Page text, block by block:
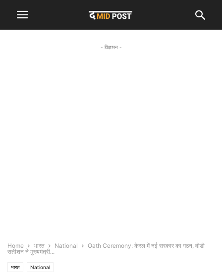
- विज्ञापन -
Home भारत National
Oath Ceremony: केरल में नई सरकार का गठन, वीडी
सतीशन ने मुख्यमंत्री...
भारत National